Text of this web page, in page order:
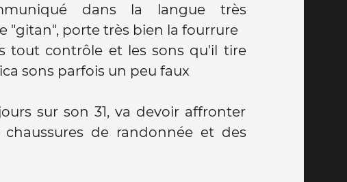
dans la langue très
"gitan", porte très bien la fourrure
tout contrôle et les sons qu'il tire
sons parfois un peu faux
sur son 31, va devoir affronter
chaussures de randonnée et des